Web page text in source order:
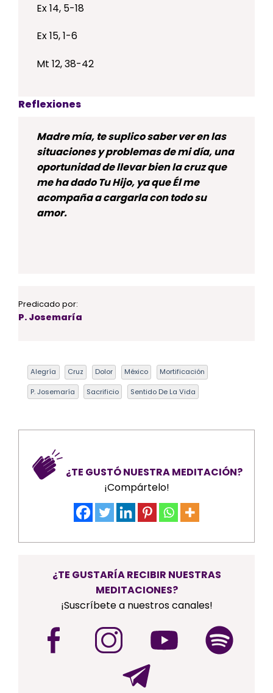
Ex 14, 5-18
Ex 15, 1-6
Mt 12, 38-42
Reflexiones
Madre mía, te suplico saber ver en las
situaciones y problemas de mi día, una
oportunidad de llevar bien la cruz que
me ha dado Tu Hijo, ya que Él me
acompaña a cargarla con todo su
amor.
Predicado por:
P. Josemaría
Alegría Cruz Dolor México Mortificación
P. Josemaría Sacrificio Sentido De La Vida
¿TE GUSTÓ NUESTRA MEDITACIÓN?
¡Compártelo!
¿TE GUSTARÍA RECIBIR NUESTRAS
MEDITACIONES?
¡Suscríbete a nuestros canales!